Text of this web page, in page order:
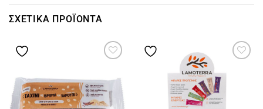
ΣΧΕΤΙΚΆ ΠΡΟΪΌΝΤΑ